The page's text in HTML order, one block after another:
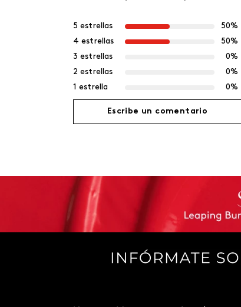
5 estrellas
50%
4 estrellas
50%
3 estrellas
0%
2 estrellas
0%
1 estrella
0%
Escribe un comentario
Título
Califica el producto de 1 a 5 estrellas
Dirección de email